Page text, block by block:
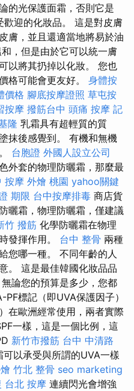
的光保護面霜，否則它是
迎的化妝品。 這是對皮膚
膚，並且還適當地將易於油
，但是由於它可以統一膚
以將其扔掉以化妝。 您也
格可能會更友好。 身體按
價格 腳底按摩證照 草屯按
按摩 撥筋台中 頭痛 按摩 記
隆 乳霜具有超輕質的質
抹後感覺到。 有機和無機
台胞證 外國人設立公司
外套的物理防曬霜，那麼最
按摩 外燴 桃園 yahoo關鍵
期限 台中按摩排毒 商店貨
曬霜，物理防曬霜，僅建議
竹 撥筋 化學防曬霜在物理
發揮作用。 台中 整骨 兩種
您哪一種。 不同年齡的人
。 這是最佳韓國化妝品品
論您的預算是多少，您都
標記（即UVA保護因子）
在歐洲經常使用，兩者實際
一樣，這是一個比例，這
新竹市撥筋 台中 中清路
可以承受與所謂的UVA一樣
竹北 整骨 seo marketing
台北 按摩 連續閃光會增強